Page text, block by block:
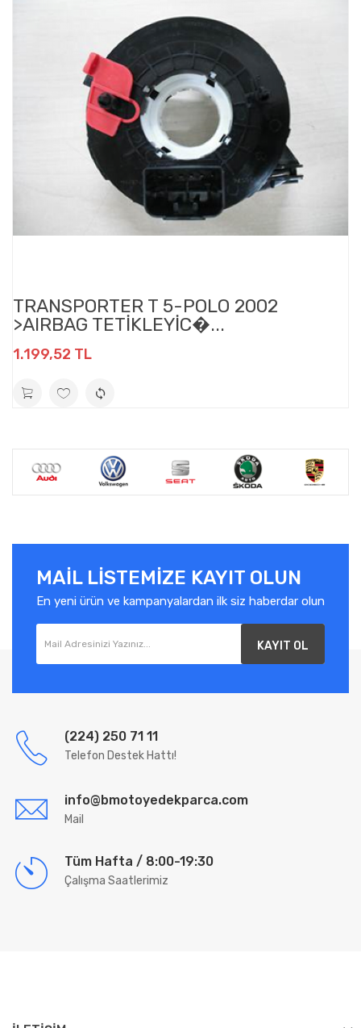
TRANSPORTER T 5-POLO 2002
>AIRBAG TETİKLEYİC�...
1.199,52 TL
MAIL LISTEMIZE KAYIT OLUN
En yeni ürün ve kampanyalardan ilk siz haberdar olun
KAYIT OL
(224) 250 71 11
Telefon Destek Hattı!
info@bmotoyedekparca.com
Mail
Tüm Hafta / 8:00-19:30
Çalışma Saatlerimiz